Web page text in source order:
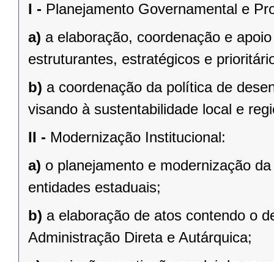
I - Planejamento Governamental e
a) a elaboração, coordenação e
estruturantes, estratégicos e
b) a coordenação da política de
visando à sustentabilidade local e
II - Modernização Institucional:
a) o planejamento e modernização
entidades estaduais;
b) a elaboração de atos contendo o
Administração Direta e Autárquica;